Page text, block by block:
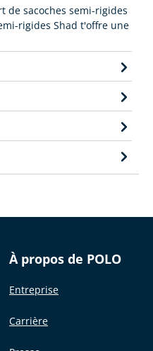
de sacoches semi-rigides
rigides Shad t'offre une
À propos de POLO
Entreprise
Carrière